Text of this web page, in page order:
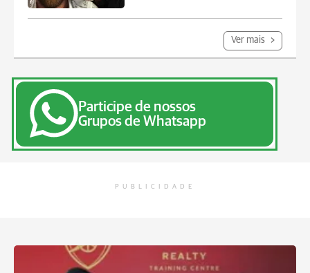
Ver mais
Participe de nossos
Grupos de Whatsapp
PUBLICIDADE